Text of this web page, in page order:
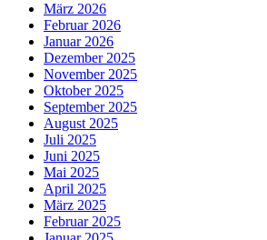
März 2026
Februar 2026
Januar 2026
Dezember 2025
November 2025
Oktober 2025
September 2025
August 2025
Juli 2025
Juni 2025
Mai 2025
April 2025
März 2025
Februar 2025